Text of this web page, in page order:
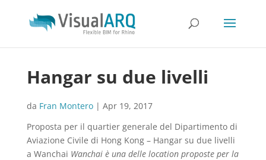
Hangar su due livelli
da Fran Montero| Apr 19, 2017
Proposta per il quartier generale del Dipartimento di
Aviazione Civile di Hong Kong – Hangar su due livelli
a Wanchai Wanchai è una delle location proposte per la